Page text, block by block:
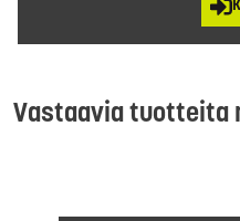
Vastaavia tuotteita